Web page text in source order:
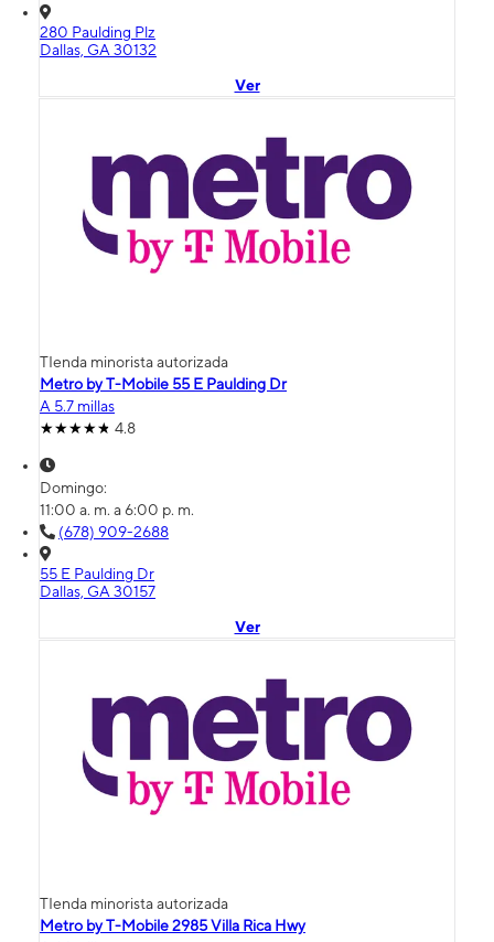
280 Paulding Plz
Dallas, GA 30132
Ver
TIenda minorista autorizada
Metro by T-Mobile 55 E Paulding Dr
A 5.7 millas
4.8
Domingo:
11:00 a. m. a 6:00 p. m.
(678) 909-2688
55 E Paulding Dr
Dallas, GA 30157
Ver
TIenda minorista autorizada
Metro by T-Mobile 2985 Villa Rica Hwy